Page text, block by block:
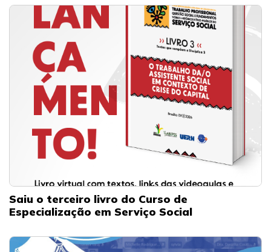
Saiu o terceiro livro do Curso de
Especialização em Serviço Social